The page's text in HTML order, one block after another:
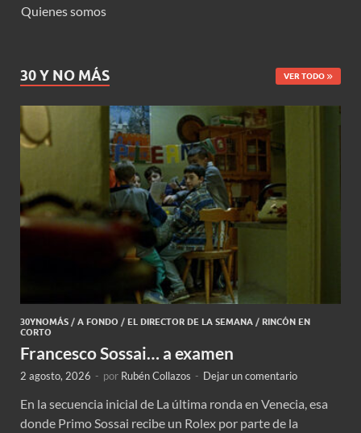
Quienes somos
30 Y NO MÁS VER TODO
30YNOMÁS / A FONDO / EL DIRECTOR DE LA SEMANA / RINCÓN EN
CORTO
Francesco Sossai… a examen
2 agosto, 2026 - por Rubén Collazos - Dejar un comentario
En la secuencia inicial de La última ronda en Venecia, esa
donde Primo Sossai recibe un Rolex por parte de la